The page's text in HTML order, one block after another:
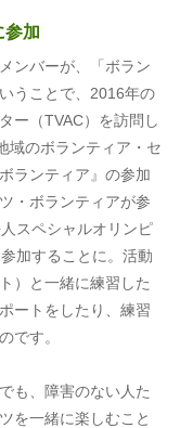
参加
ンバーが、「ボラン
うことで、2016年の
ー（TVAC）を訪問し
域のボランティア・セ
ランティア』の参加
・ボランティアが参
スペシャルオリンピ
加することに。活動
）と一緒に練習した
ートをしたり、練習
です。
も、障害のない人た
を一緒に楽しむこと